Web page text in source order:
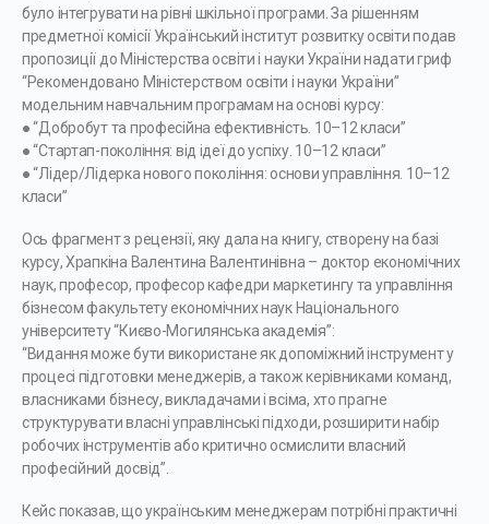
було інтегрувати на рівні шкільної програми. За рішенням
предметної комісії Український інститут розвитку освіти подав
пропозиції до Міністерства освіти і науки України надати гриф
“Рекомендовано Міністерством освіти і науки України”
модельним навчальним програмам на основі курсу:
● “Добробут та професійна ефективність. 10–12 класи”
● “Стартап-покоління: від ідеї до успіху. 10–12 класи”
● “Лідер/Лідерка нового покоління: основи управління. 10–12
класи”
Ось фрагмент з рецензії, яку дала на книгу, створену на базі
курсу, Храпкіна Валентина Валентинівна – доктор економічних
наук, професор, професор кафедри маркетингу та управління
бізнесом факультету економічних наук Національного
університету “Києво-Могилянська академія”:
“Видання може бути використане як допоміжний інструмент у
процесі підготовки менеджерів, а також керівниками команд,
власниками бізнесу, викладачами і всіма, хто прагне
структурувати власні управлінські підходи, розширити набір
робочих інструментів або критично осмислити власний
професійний досвід”.
Кейс показав, що українським менеджерам потрібні практичні